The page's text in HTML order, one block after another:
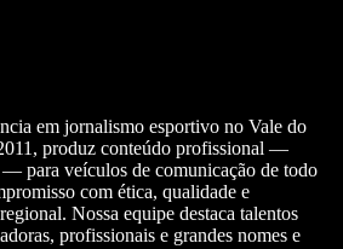
em jornalismo esportivo no Vale do
produz conteúdo profissional —
para veículos de comunicação de todo
com ética, qualidade e
Nossa equipe destaca talentos
profissionais e grandes nomes e